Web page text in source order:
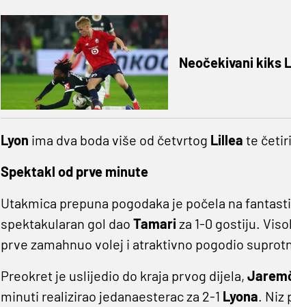
Neočekivani kiks
Lyon ima dva boda više od četvrtog Lillea te
Spektakl od prve minute
Utakmica prepuna pogodaka je počela na
spektakularan gol dao Tamari za 1-0 gostiju.
prve zamahnuo volej i atraktivno pogodio
Preokret je uslijedio do kraja prvog dijela,
minuti realizirao jedanaesterac za 2-1 Lyona. Niz